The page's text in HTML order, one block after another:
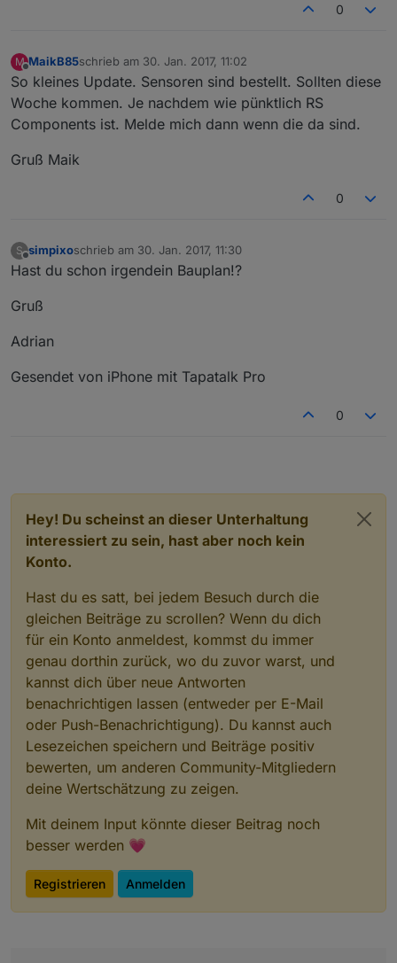
0
M
Offline
MaikB85schrieb am 30. Jan. 2017, 11:02
zuletzt editiert von
So kleines Update. Sensoren sind bestellt. Sollten diese
Woche kommen. Je nachdem wie pünktlich RS
Components ist. Melde mich dann wenn die da sind.
Gruß Maik
0
S
Offline
simpixoschrieb am 30. Jan. 2017, 11:30
zuletzt editiert von
Hast du schon irgendein Bauplan!?
Gruß
Adrian
Gesendet von iPhone mit Tapatalk Pro
0
Hey! Du scheinst an dieser Unterhaltung
interessiert zu sein, hast aber noch kein
Konto.
Hast du es satt, bei jedem Besuch durch die
gleichen Beiträge zu scrollen? Wenn du dich
für ein Konto anmeldest, kommst du immer
genau dorthin zurück, wo du zuvor warst, und
kannst dich über neue Antworten
benachrichtigen lassen (entweder per E-Mail
oder Push-Benachrichtigung). Du kannst auch
Lesezeichen speichern und Beiträge positiv
bewerten, um anderen Community-Mitgliedern
deine Wertschätzung zu zeigen.
Mit deinem Input könnte dieser Beitrag noch
besser werden 💗
Registrieren Anmelden